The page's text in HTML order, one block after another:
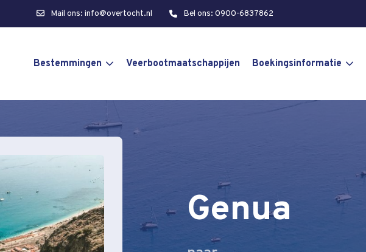
Mail ons: info@overtocht.nl Bel ons: 0900-6837862
Bestemmingen Veerbootmaatschappijen Boekingsinformatie
Genua